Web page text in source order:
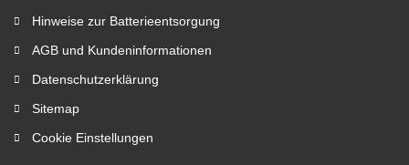
Hinweise zur Batterieentsorgung
AGB und Kundeninformationen
Datenschutzerklärung
Sitemap
Cookie Einstellungen